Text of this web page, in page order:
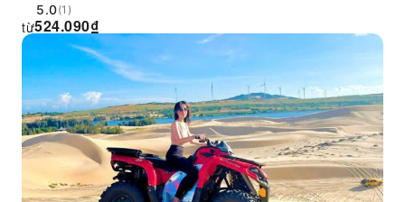
5.0(1)
₫
524.090
từ